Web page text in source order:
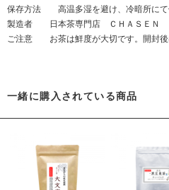
保存方法 高温多湿を避け、冷暗所にて
製造者 日本茶専門店 ＣＨＡＳＥＮ
ご注意 お茶は鮮度が大切です。開封後
一緒に購入されている商品